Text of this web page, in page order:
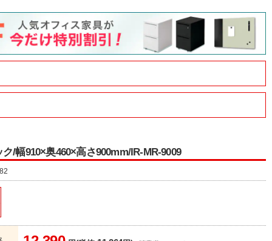
/幅910×奥460×高さ900mm/IR-MR-9009